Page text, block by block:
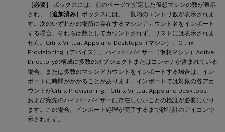
［必要］
ボックスには、前のページで指定した仮想マシンの数が表示
され、
［追加済み］ ボックスには、一覧内のエントリ数が表示されま
す。次のいずれかの場所に存在するマシンアカウント名をインポート
する場合、それらは数としてカウントされず、リストには表示されま
せん。Citrix Virtual Apps and Desktops（マシン）、Citrix
Provisioning（デバイス）、ハイパーバイザー（仮想マシン）Active
Directoryの構成に多数のオブジェクトまたはコンテナが含まれている
場合、または多数のマシンアカウントをインポートする場合は、イン
ポートに時間がかかることがあります。インポートでは対象の各アカ
ウントがCitrix Provisioning、Citrix Virtual Apps and Desktops、
および宛先のハイパーバイザーに存在しないことの検証が必要になり
ます。この場合、インポート処理が完了するまで砂時計のアイコンで
示されます。